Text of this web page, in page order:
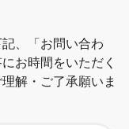
、「お問い合わ
お時間をいただく
解・ご了承願いま